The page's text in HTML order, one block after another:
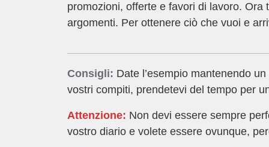
promozioni, offerte e favori di lavoro.
argomenti. Per ottenere ciò che vuoi e
Consigli: Date l’esempio mantenendo
vostri compiti, prendetevi del tempo per
Attenzione: Non devi essere sempre
vostro diario e volete essere ovunque,